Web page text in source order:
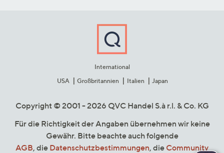
International
USA
Großbritannien Italien Japan
Copyright © 2001 - 2026 QVC Handel S.à r.l. & Co. KG
Für die Richtigkeit der Angaben übernehmen wir keine
Gewähr. Bitte beachte auch folgende
AGB, die Datenschutzbestimmungen, die Community